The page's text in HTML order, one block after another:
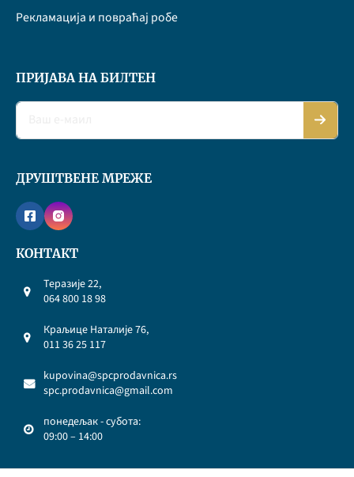
Рекламација и повраћај робе
ПРИЈАВА НА БИЛТЕН
ДРУШТВЕНЕ МРЕЖЕ
КОНТАКТ
Теразије 22,
064 800 18 98
Краљице Наталије 76,
011 36 25 117
kupovina@spcprodavnica.rs
spc.prodavnica@gmail.com
понедељак - субота:
09:00 – 14:00